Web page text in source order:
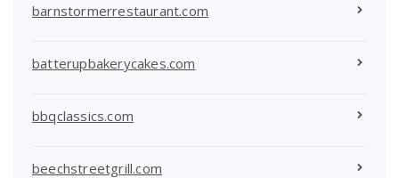
barnstormerrestaurant.com
batterupbakerycakes.com
bbqclassics.com
beechstreetgrill.com